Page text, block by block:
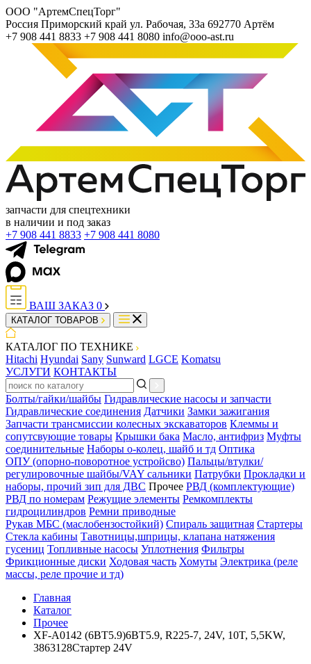
ООО "АртемСпецТорг"
Россия Приморский край ул. Рабочая, 33а 692770 Артём
+7 908 441 8833 +7 908 441 8080 info@ooo-ast.ru
запчасти для спецтехники
в наличии и под заказ
+7 908 441 8833 +7 908 441 8080
ВАШ ЗАКАЗ 0
КАТАЛОГ ТОВАРОВ
КАТАЛОГ ПО ТЕХНИКЕ
Hitachi Hyundai Sany Sunward LGCE Komatsu
УСЛУГИ КОНТАКТЫ
Болты/гайки/шайбы Гидравлические насосы и запчасти
Гидравлические соединения Датчики Замки зажигания
Запчасти трансмиссии колесных экскаваторов Клеммы и
сопутсвующие товары Крышки бака Масло, антифриз Муфты
соединительные Наборы о-колец, шайб и тд Оптика
ОПУ (опорно-поворотное устройсво) Пальцы/втулки/
регулировочные шайбы/VAY сальники Патрубки Прокладки и
наборы, прочий зип для ДВС Прочее РВД (комплектующие)
РВД по номерам Режущие элементы Ремкомплекты
гидроцилиндров Ремни приводные
Рукав МБС (маслобензостойкий) Спираль защитная Стартеры
Стекла кабины Тавотницы,шприцы, клапана натяжения
гусениц Топливные насосы Уплотнения Фильтры
Фрикционные диски Ходовая часть Хомуты Электрика (реле
массы, реле прочие и тд)
Главная
Каталог
Прочее
XF-A0142 (6BT5.9)6BT5.9, R225-7, 24V, 10T, 5,5KW,
3863128Стартер 24V